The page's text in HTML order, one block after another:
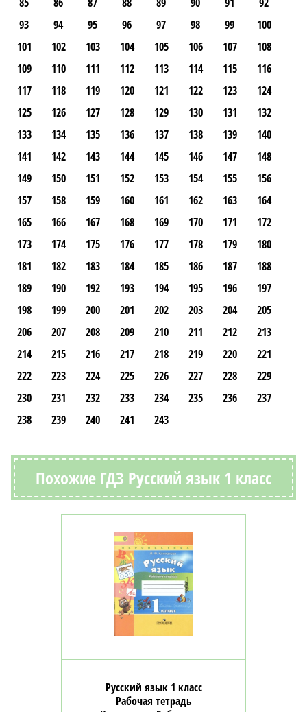
93
94 95 96 97 98 99
100
101
102 103 104 105 106 107
108
109
110 111 112 113 114 115
116
117
118 119 120 121 122 123
124
125
126 127 128 129 130 131
132
133
134 135 136 137 138 139
140
141
142 143 144 145 146 147
148
149
150 151 152 153 154 155
156
157
158 159 160 161 162 163
164
165
166 167 168 169 170 171
172
173
174 175 176 177 178 179
180
181
182 183 184 185 186 187
188
189
190 192 193 194 195 196
197
198
199 200 201 202 203 204
205
206
207 208 209 210 211 212
213
214
215 216 217 218 219 220
221
222
223 224 225 226 227 228
229
230
231 232 233 234 235 236
237
238
239 240 241 243
Похожие ГДЗ Русский язык 1 класс
Русский язык 1 класс
Рабочая тетрадь